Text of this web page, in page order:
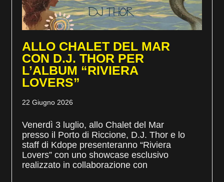
ALLO CHALET DEL MAR
CON D.J. THOR PER
L’ALBUM “RIVIERA
LOVERS”
22 Giugno 2026
Venerdì 3 luglio, allo Chalet del Mar
presso il Porto di Riccione, D.J. Thor e lo
staff di Kdope presenteranno “Riviera
Lovers” con uno showcase esclusivo
realizzato in collaborazione con